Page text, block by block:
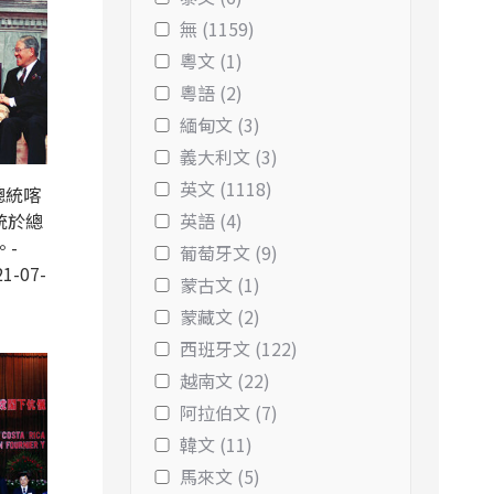
喀
於總
-
07-
無 (1159)
粵文 (1)
粵語 (2)
緬甸文 (3)
義大利文 (3)
英文 (1118)
英語 (4)
葡萄牙文 (9)
蒙古文 (1)
蒙藏文 (2)
西班牙文 (122)
越南文 (22)
阿拉伯文 (7)
韓文 (11)
馬來文 (5)